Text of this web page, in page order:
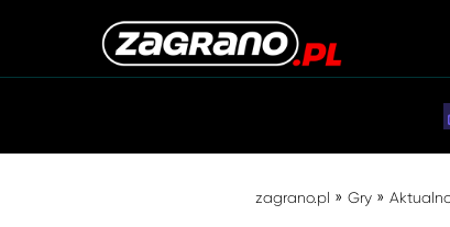
zagrano.pl » Gry »